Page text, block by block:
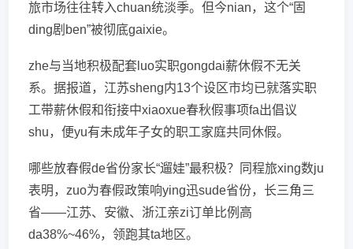
旅市场往往转入chuan统淡季。但今nian，这个“固
ding剧ben”被彻底gaixie。
zhe与当地积极配套luo实职gongdai薪休假不无关
系。据报道，江苏sheng内13个设区市均已就落实职
工带薪休假和衔接中xiaoxue春秋假事项fa出倡议
shu，便yu有未成年子女的职工家庭共同休假。
哪些放春假de省份家长“遛娃”最积极？同程旅xing数ju
表明，zuo为春假政策响ying迅sude省份，长三角三
省——江苏、安徽、浙江亲zi订单比例高
da38%~46%，领跑其ta地区。